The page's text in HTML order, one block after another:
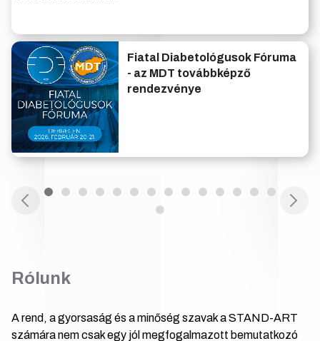
Fiatal Diabetológusok Fóruma
- az MDT továbbképző
rendezvénye
Rólunk
A rend, a gyorsaság és a minőség szavak a STAND-ART
számára nem csak egy jól megfogalmazott bemutatkozó